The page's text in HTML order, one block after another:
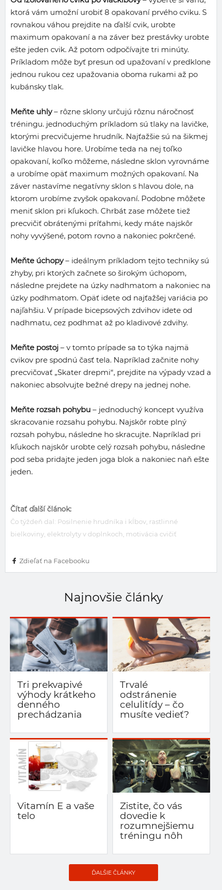
ktorá vám umožní urobiť 8 opakovaní prvého cviku. S
rovnakou váhou prejdite na ďalší cvik, urobte
maximum opakovaní a na záver bez prestávky urobte
ešte jeden cvik. Až potom odpočívajte tri minúty.
Príkladom môže byť presun od upažovaní v predklone
jednou rukou cez upažovania oboma rukami až po
kubánsky tlak.
Meňte uhly– rôzne sklony určujú rôznu náročnosť
tréningu. jednoduchým príkladom sú tlaky na lavičke,
ktorými precvičujeme hrudník. Najťažšie sú na šikmej
lavičke hlavou hore. Urobíme teda na nej toľko
opakovaní, koľko môžeme, následne sklon vyrovnáme
a urobíme opäť maximum možných opakovaní. Na
záver nastavíme negatívny sklon s hlavou dole, na
ktorom urobíme zvyšok opakovaní. Podobne môžete
meniť sklon pri kľukoch. Chrbát zase môžete tiež
precvičiť obrátenými príťahmi, kedy máte najskôr
nohy vyvýšené, potom rovno a nakoniec pokrčené.
Meňte úchopy– ideálnym príkladom tejto techniky sú
zhyby, pri ktorých začnete so širokým úchopom,
následne prejdete na úzky nadhmatom a nakoniec na
úzky podhmatom. Opäť idete od najťažšej variácia po
najľahšiu. V prípade bicepsových zdvihov idete od
nadhmatu, cez podhmat až po kladivové zdvihy.
Meňte postoj – v tomto prípade sa to týka najmä
cvikov pre spodnú časť tela. Napríklad začnite nohy
precvičovať „Skater drepmi“, prejdite na výpady vzad a
nakoniec absolvujte bežné drepy na jednej nohe.
Meňte rozsah pohybu – jednoduchý koncept využíva
skracovanie rozsahu pohybu. Najskôr robte plný
rozsah pohybu, následne ho skracujte. Napríklad pri
kľukoch najskôr urobte celý rozsah pohybu, následne
pod seba pridajte jeden joga blok a nakoniec naň ešte
jeden.
Čítať ďalší článok:
Čo týždeň dal: Posilnenie hrudníka i kĺbov, rastlinné
bielkoviny, elektrolyty v doplnkoch, motivácia cvičiť
Zdieľať na Facebooku
Najnovšie články
Tri prekvapivé
výhody krátkeho
denného
prechádzania
Trvalé
odstránenie
celulitídy – čo
musíte vedieť?
Vitamín E a vaše
telo
Zistite, čo vás
dovedie k
rozumnejšiemu
tréningu nôh
ĎALŠIE ČLÁNKY